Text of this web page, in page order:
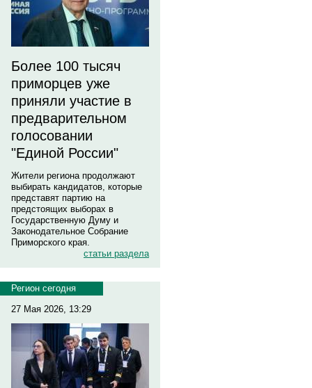
Более 100 тысяч
приморцев уже
приняли участие в
предварительном
голосовании
"Единой России"
Жители региона продолжают
выбирать кандидатов, которые
представят партию на
предстоящих выборах в
Государственную Думу и
Законодательное Собрание
Приморского края.
статьи раздела
Регион сегодня
27 Мая 2026, 13:29